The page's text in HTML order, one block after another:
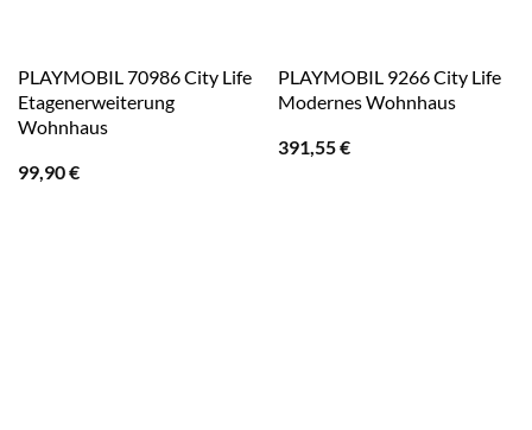
PLAYMOBIL 70986 City Life
Etagenerweiterung
Wohnhaus
99,90€
PLAYMOBIL 9266 City Life
Modernes Wohnhaus
391,55€